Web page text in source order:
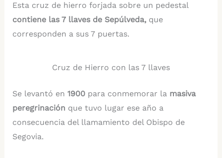
Esta cruz de hierro forjada sobre un pedestal
contiene las 7 llaves de Sepúlveda,que
corresponden a sus 7 puertas.
Cruz de Hierro con las 7 llaves
Se levantó en 1900 para conmemorar la masiva
peregrinación que tuvo lugar ese año a
consecuencia del llamamiento del Obispo de
Segovia.